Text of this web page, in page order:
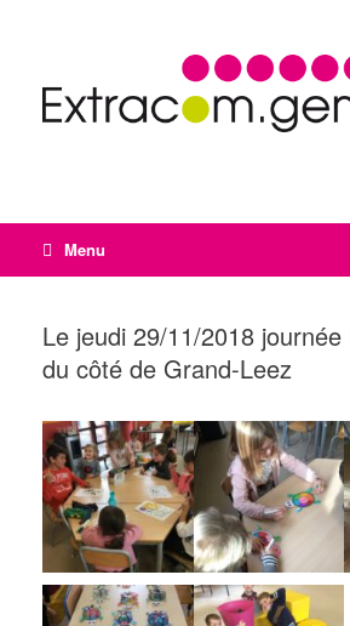
Menu
Le jeudi 29/11/2018
du côté de Grand-Leez